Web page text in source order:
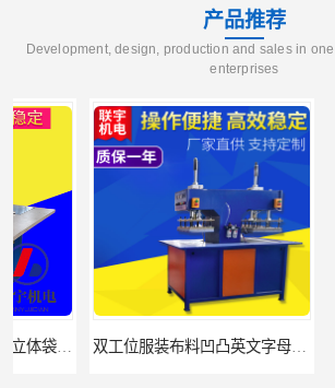
产品推荐
Development, design, production and sales in
enterprises
双工位服装布料凹凸英文字母压字机找联宇制造厂